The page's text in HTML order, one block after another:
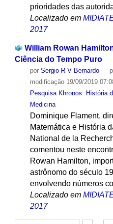
prioridades das
Localizado em
2017
William Rowan
Ciência do Tempo Puro
por Sergio R V Bernardo —
modificação19/09/2019
Pesquisa Khronos: História
Medicina
Dominique Flament,
Matemática e História
National de la
comentou neste
Rowan Hamilton,
astrônomo do século
envolvendo números
Localizado em
2017